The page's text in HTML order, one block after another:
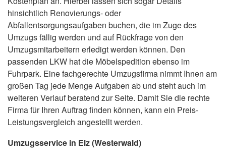
hinsichtlich Renovierungs- oder
Abfallentsorgungsaufgaben buchen, die im Zuge des
Umzugs fällig werden und auf Rückfrage von den
Umzugsmitarbeitern erledigt werden können. Den
passenden LKW hat die Möbelspedition ebenso im
Fuhrpark. Eine fachgerechte Umzugsfirma nimmt Ihnen am
großen Tag jede Menge Aufgaben ab und steht auch im
weiteren Verlauf beratend zur Seite. Damit Sie die rechte
Firma für Ihren Auftrag finden können, kann ein Preis-
Leistungsvergleich angestellt werden.
Umzugsservice in Elz (Westerwald)